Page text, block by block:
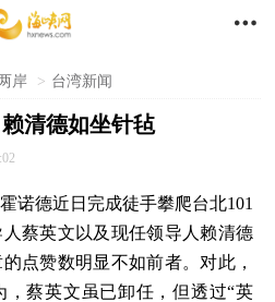

岸 > 台湾新闻
清德如坐针毡
诺德近日完成徒手攀爬台北101
蔡英文以及现任领导人赖清德
点赞数明显不如前者。对此，
，蔡英文虽已卸任，但透过“英